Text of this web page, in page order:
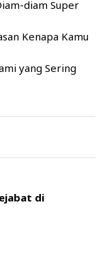
diam Super
Kenapa Kamu
yang Sering
di